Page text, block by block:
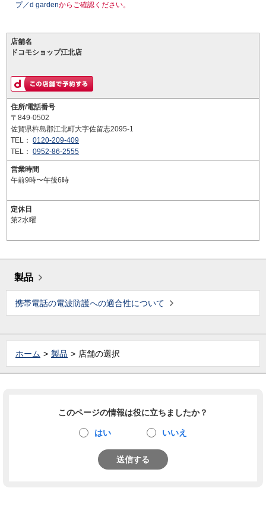
プ／d gardenからご確認ください。
店舗名
ドコモショップ江北店
住所/電話番号
〒849-0502
佐賀県杵島郡江北町大字佐留志2095-1
TEL： 0120-209-409
TEL： 0952-86-2555
営業時間
午前9時〜午後6時
定休日
第2水曜
製品
携帯電話の電波防護への適合性について
ホーム 製品 店舗の選択
このページの情報は役に立ちましたか？
はい いいえ
送信する